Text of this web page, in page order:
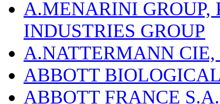
A.MENARINI
INDUSTRIES GROUP
A.NATTERMANN
ABBOTT
ABBOTT FRANCE